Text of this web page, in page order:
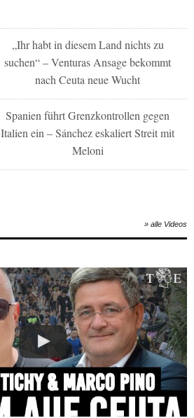
„Ihr habt in diesem Land nichts zu
suchen“ – Venturas Ansage bekommt
nach Ceuta neue Wucht
Spanien führt Grenzkontrollen gegen
Italien ein – Sánchez eskaliert Streit mit
Meloni
» alle Videos